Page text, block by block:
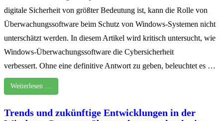
digitale Sicherheit von größter Bedeutung ist, kann die Rolle von
Überwachungssoftware beim Schutz von Windows-Systemen nicht
unterschätzt werden. In diesem Artikel wird kritisch untersucht, wie
Windows-Überwachungssoftware die Cybersicherheit
verbessert. Ohne eine definitive Antwort zu geben, beleuchtet es …
Weiterlesen …
Trends und zukünftige Entwicklungen in der